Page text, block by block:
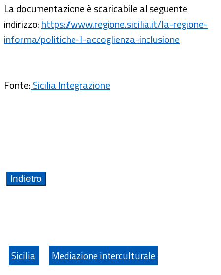
La documentazione è scaricabile al seguente
indirizzo:https://www.regione.sicilia.it/la-regione-
informa/politiche-l-accoglienza-inclusione
Fonte:Sicilia Integrazione
Sicilia Mediazione interculturale